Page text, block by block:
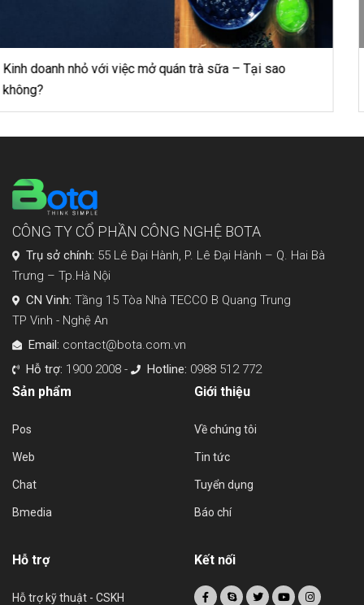
BNC cảnh báo lừa đảo, mạo danh dưới nhiều hình thức
CÔNG TY CỔ PHẦN CÔNG NGHỆ BOTA
Trụ sở chính: 55 Lê Đại Hành, P. Lê Đại Hành – Q. Hai Bà
Trưng – Tp.Hà Nội
CN Vinh: Tầng 15 Tòa Nhà TECCO B Quang Trung
TP Vinh - Nghệ An
Email: contact@bota.com.vn
Hỗ trợ: 1900 2008 - Hotline: 0988 512 772
Sản phẩm
Pos
Web
Chat
Bmedia
Giới thiệu
Về chúng tôi
Tin tức
Tuyển dụng
Báo chí
Hỗ trợ
Hỗ trợ kỹ thuật - CSKH
Kết nối